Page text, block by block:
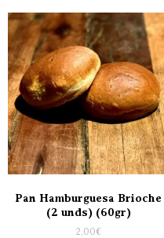
Pan Hamburguesa Brioche
(2 unds) (60gr)
2,00€